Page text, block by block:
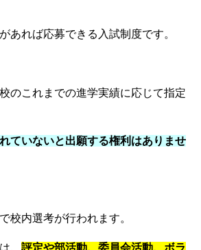
あれば応募できる入試制度です。
のこれまでの進学実績に応じて指定
ていないと出願する権利はありませ
校内選考が行われます。
、 評定や部活動、委員会活動、ボラ